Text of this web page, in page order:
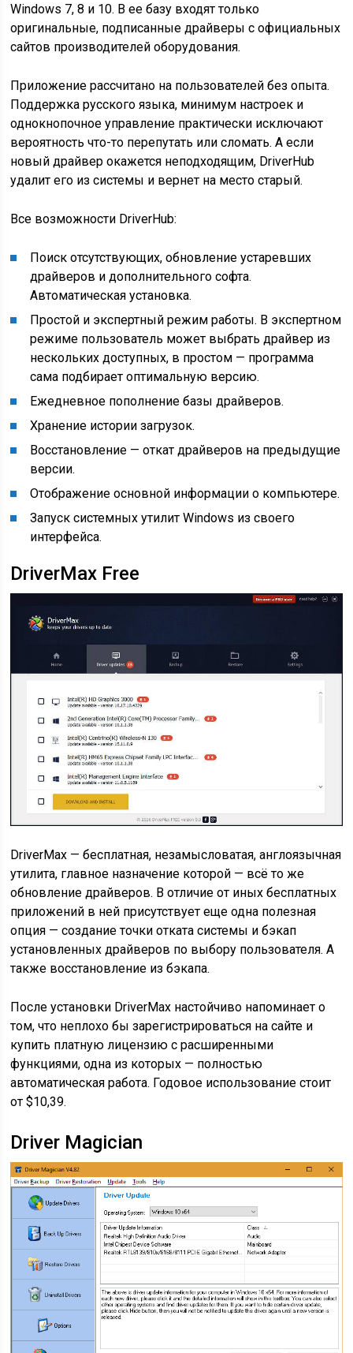
Windows 7, 8 и 10. В ее базу входят только
оригинальные, подписанные драйверы с официальных
сайтов производителей оборудования.
Приложение рассчитано на пользователей без опыта.
Поддержка русского языка, минимум настроек и
однокнопочное управление практически исключают
вероятность что-то перепутать или сломать. А если
новый драйвер окажется неподходящим, DriverHub
удалит его из системы и вернет на место старый.
Все возможности DriverHub:
Поиск отсутствующих, обновление устаревших
драйверов и дополнительного софта.
Автоматическая установка.
Простой и экспертный режим работы. В экспертном
режиме пользователь может выбрать драйвер из
нескольких доступных, в простом — программа
сама подбирает оптимальную версию.
Ежедневное пополнение базы драйверов.
Хранение истории загрузок.
Восстановление — откат драйверов на предыдущие
версии.
Отображение основной информации о компьютере.
Запуск системных утилит Windows из своего
интерфейса.
DriverMax Free
DriverMax — бесплатная, незамысловатая, англоязычная
утилита, главное назначение которой — всё то же
обновление драйверов. В отличие от иных бесплатных
приложений в ней присутствует еще одна полезная
опция — создание точки отката системы и бэкап
установленных драйверов по выбору пользователя. А
также восстановление из бэкапа.
После установки DriverMax настойчиво напоминает о
том, что неплохо бы зарегистрироваться на сайте и
купить платную лицензию с расширенными
функциями, одна из которых — полностью
автоматическая работа. Годовое использование стоит
от $10,39.
Driver Magician